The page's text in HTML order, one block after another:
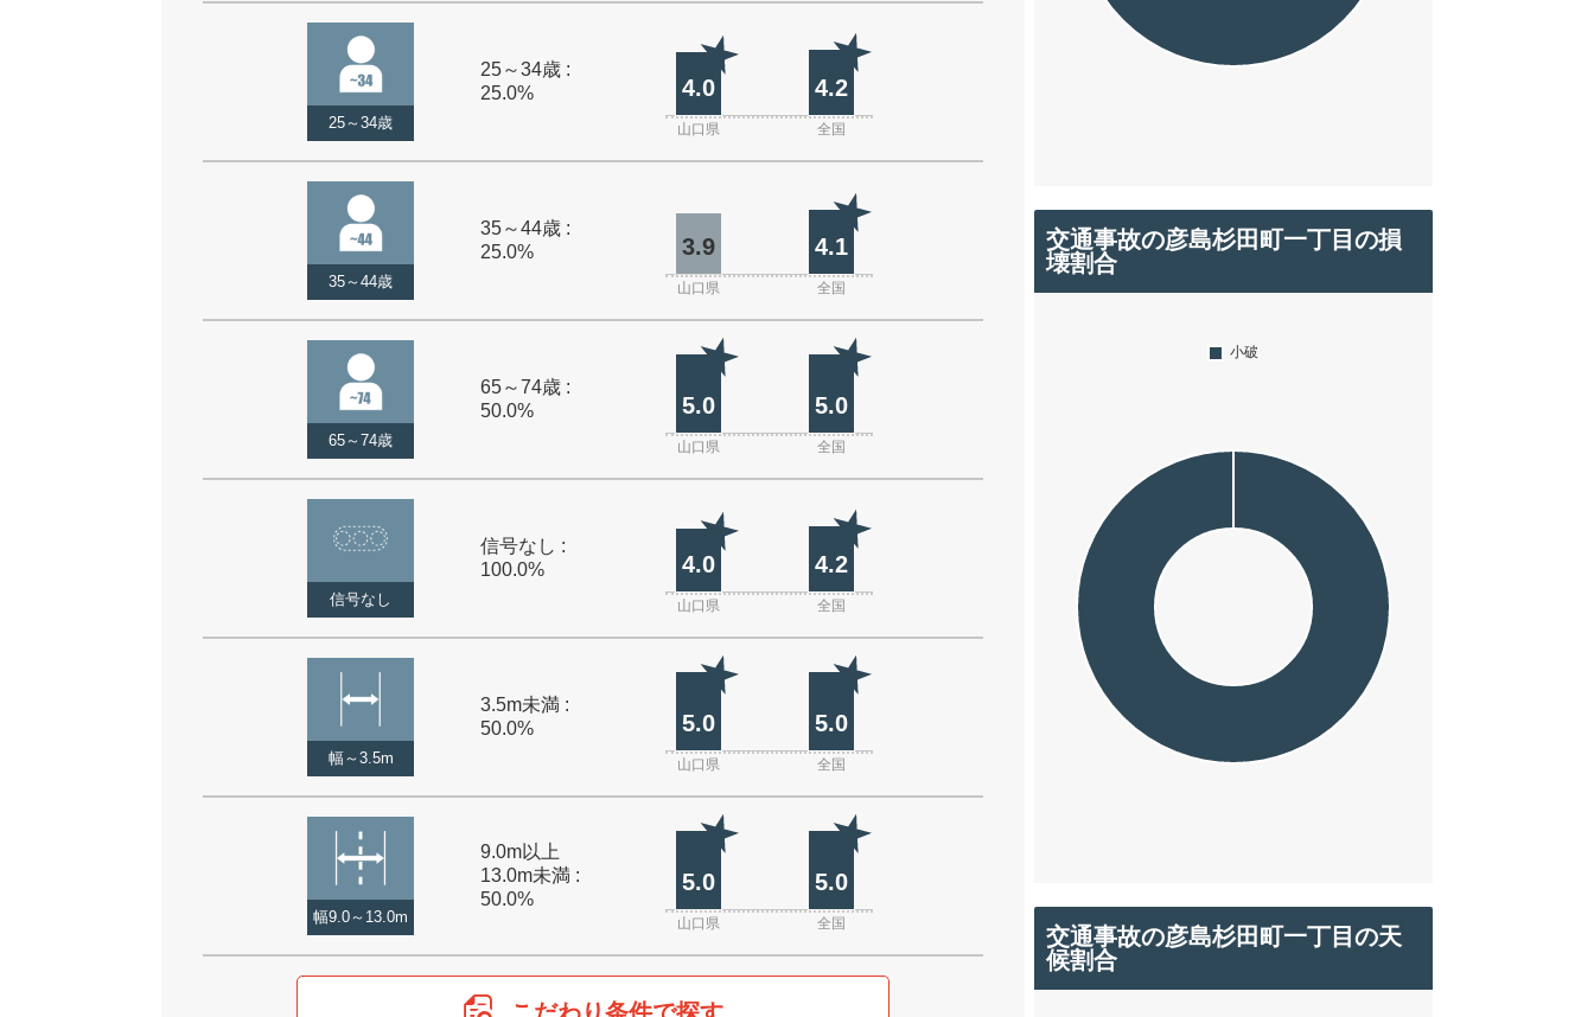
25～34歳
25～34歳 :
25.0%
4.0 4.2
山口県 全国
35～44歳
35～44歳 :
25.0%
3.9 4.1
山口県 全国
65～74歳
65～74歳 :
50.0%
5.0 5.0
山口県 全国
信号なし
信号なし :
100.0%
4.0 4.2
山口県 全国
幅～3.5m
3.5m未満 :
50.0%
5.0 5.0
山口県 全国
幅9.0～13.0m
9.0m以上
13.0m未満 :
50.0%
5.0 5.0
山口県 全国
交通事故の彦島杉田町一丁目の損
壊割合
交通事故の彦島杉田町一丁目の天
候割合